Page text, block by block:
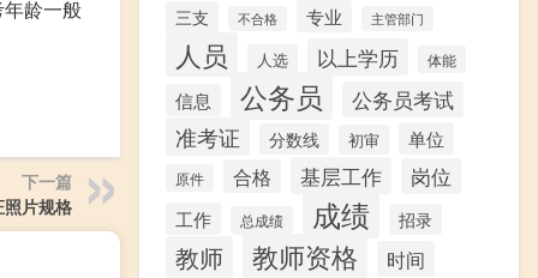
龄一般
下一篇
片规格
三支 不合格 专业 主管部门
人员 人选 以上学历 体能
信息 公务员 公务员考试
准考证 分数线 初审 单位
原件 合格 基层工作 岗位
工作 总成绩 成绩 招录
教师 教师资格 时间